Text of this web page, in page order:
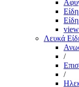
Λευκά
/
/